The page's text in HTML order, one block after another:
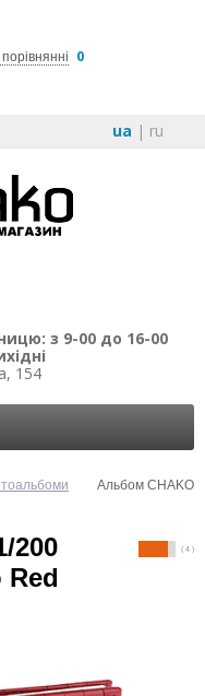
0
ua | ru
з 9-00 до 16-00
154
Альбом CHAKO
200
Red
( 4 )